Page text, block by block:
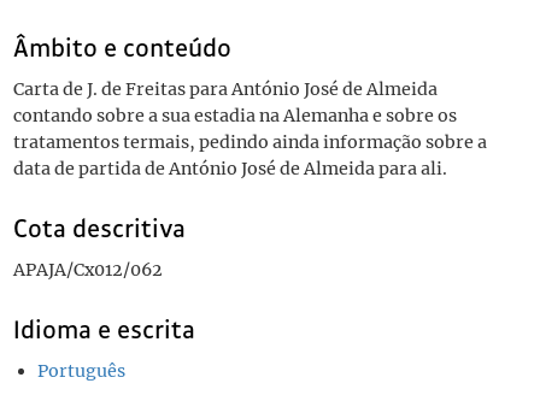
Âmbito e conteúdo
Carta de J. de Freitas para António José de Almeida
contando sobre a sua estadia na Alemanha e sobre os
tratamentos termais, pedindo ainda informação sobre a
data de partida de António José de Almeida para ali.
Cota descritiva
APAJA/Cx012/062
Idioma e escrita
Português